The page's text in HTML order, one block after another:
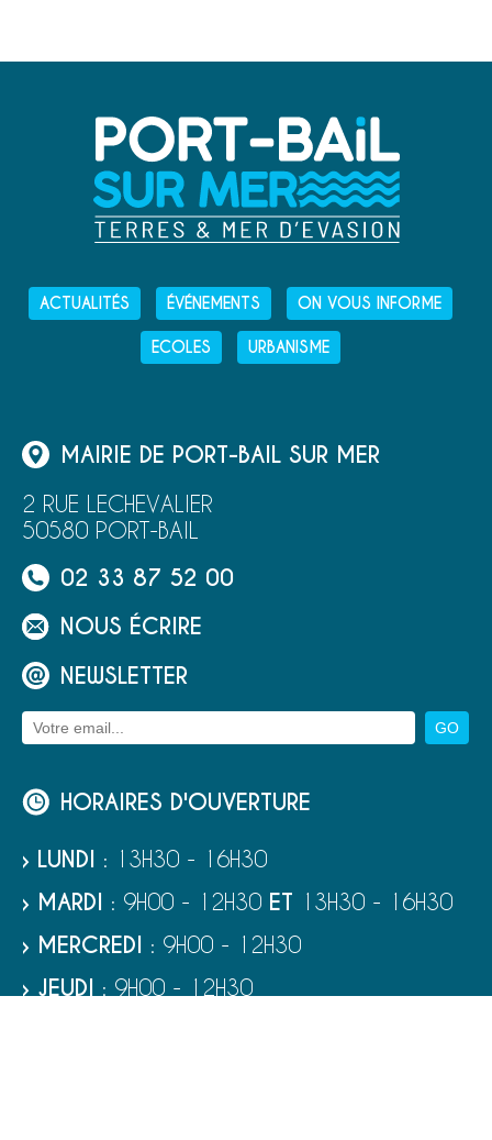
ACTUALITÉS ÉVÉNEMENTS ON VOUS INFORME
ECOLES URBANISME
MAIRIE DE PORT-BAIL SUR MER
2 RUE LECHEVALIER
50580 PORT-BAIL
02 33 87 52 00
NOUS ÉCRIRE
NEWSLETTER
HORAIRES D'OUVERTURE
› LUNDI : 13H30 - 16H30
› MARDI : 9H00 - 12H30 ET 13H30 - 16H30
› MERCREDI : 9H00 - 12H30
› JEUDI : 9H00 - 12H30